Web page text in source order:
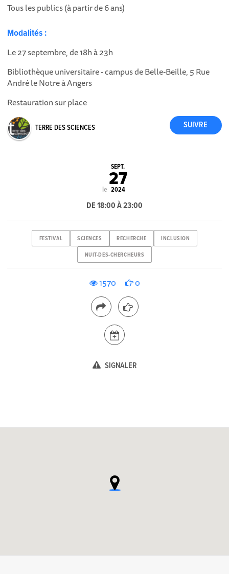
Tous les publics (à partir de 6 ans)
Modalités :
Le 27 septembre, de 18h à 23h
Bibliothèque universitaire - campus de Belle-Beille, 5 Rue
André le Notre à Angers
Restauration sur place
TERRE DES SCIENCES
le
SEPT.
27
2024
DE 18:00 À 23:00
FESTIVAL SCIENCES RECHERCHE INCLUSION
NUIT-DES-CHERCHEURS
1570 0
SIGNALER